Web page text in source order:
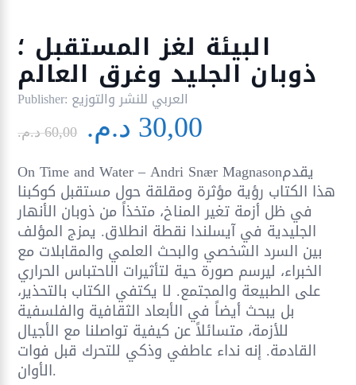
البيئة لغز المستقبل ؛
ذوبان الجليد وغرق العالم
Publisher: العربي للنشر والتوزيع
60,00 د.م. Le
prix
initial
était : 60,00 د.م..
30,00 د.م.
actuel
est :
On Time and Water – Andri Snær Magnasonيقدم
هذا الكتاب رؤية مؤثرة ومقلقة حول مستقبل كوكبنا
في ظل أزمة تغير المناخ، متخذاً من ذوبان الأنهار
الجليدية في آيسلندا نقطة انطلاق. يمزج المؤلف
بين السرد الشخصي والبحث العلمي والمقابلات مع
الخبراء، ليرسم صورة حية لتأثيرات الاحتباس الحراري
على الطبيعة والمجتمع. لا يكتفي الكتاب بالتحذير،
بل يبحث أيضاً في الأبعاد الثقافية والفلسفية
للأزمة، متسائلاً عن كيفية تواصلنا مع الأجيال
القادمة. إنه نداء عاطفي وذكي للتحرك قبل فوات
الأوان.